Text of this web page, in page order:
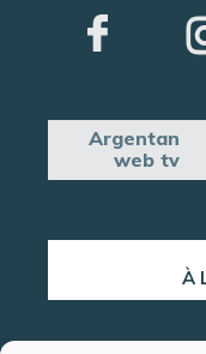
Argentan
web tv
À